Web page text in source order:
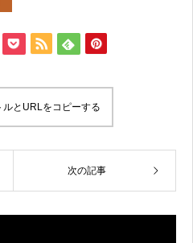
ルとURLをコピーする
次の記事